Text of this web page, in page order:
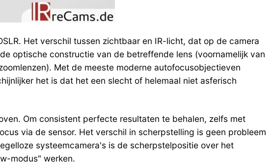
Het verschil tussen zichtbaar en IR-licht, dat op de camera
optische constructie van de betreffende lens (voornamelijk van
Met de meeste moderne autofocusobjectieven
het is dat het een slecht of helemaal niet asferisch
Om consistent perfecte resultaten te behalen, zelfs met
via de sensor. Het verschil in scherpstelling is geen probleem
systeemcamera's is de scherpstelpositie over het
modus" werken.